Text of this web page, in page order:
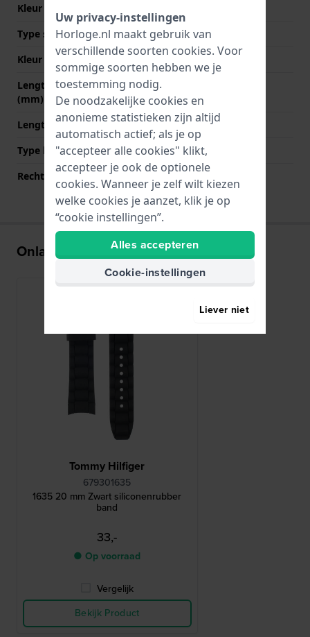
Kleur stiksel
Type sluiting
Gesp
Kleur sluiting
Goud
Lengte band op 12 uur
(mm)
70 mm
Lengte band op 6 uur (mm) 110 mm
Type bevestiging
Bandpennen
Rechte bandaanzet
Nee
Onlangs bekeken
Tommy Hilfiger
679301635
1635 20 mm Zwart siliconenrubber
band
33,-
● Op voorraad
Vergelijk
Bekijk Product
Uw privacy-instellingen
Horloge.nl maakt gebruik van
verschillende soorten cookies. Voor
sommige soorten hebben we je
toestemming nodig.
De noodzakelijke cookies en
anonieme statistieken zijn altijd
automatisch actief; als je op
"accepteer alle cookies" klikt,
accepteer je ook de optionele
cookies. Wanneer je zelf wilt kiezen
welke cookies je aanzet, klik je op
“cookie instellingen”.
Alles accepteren
Cookie-instellingen
Liever niet